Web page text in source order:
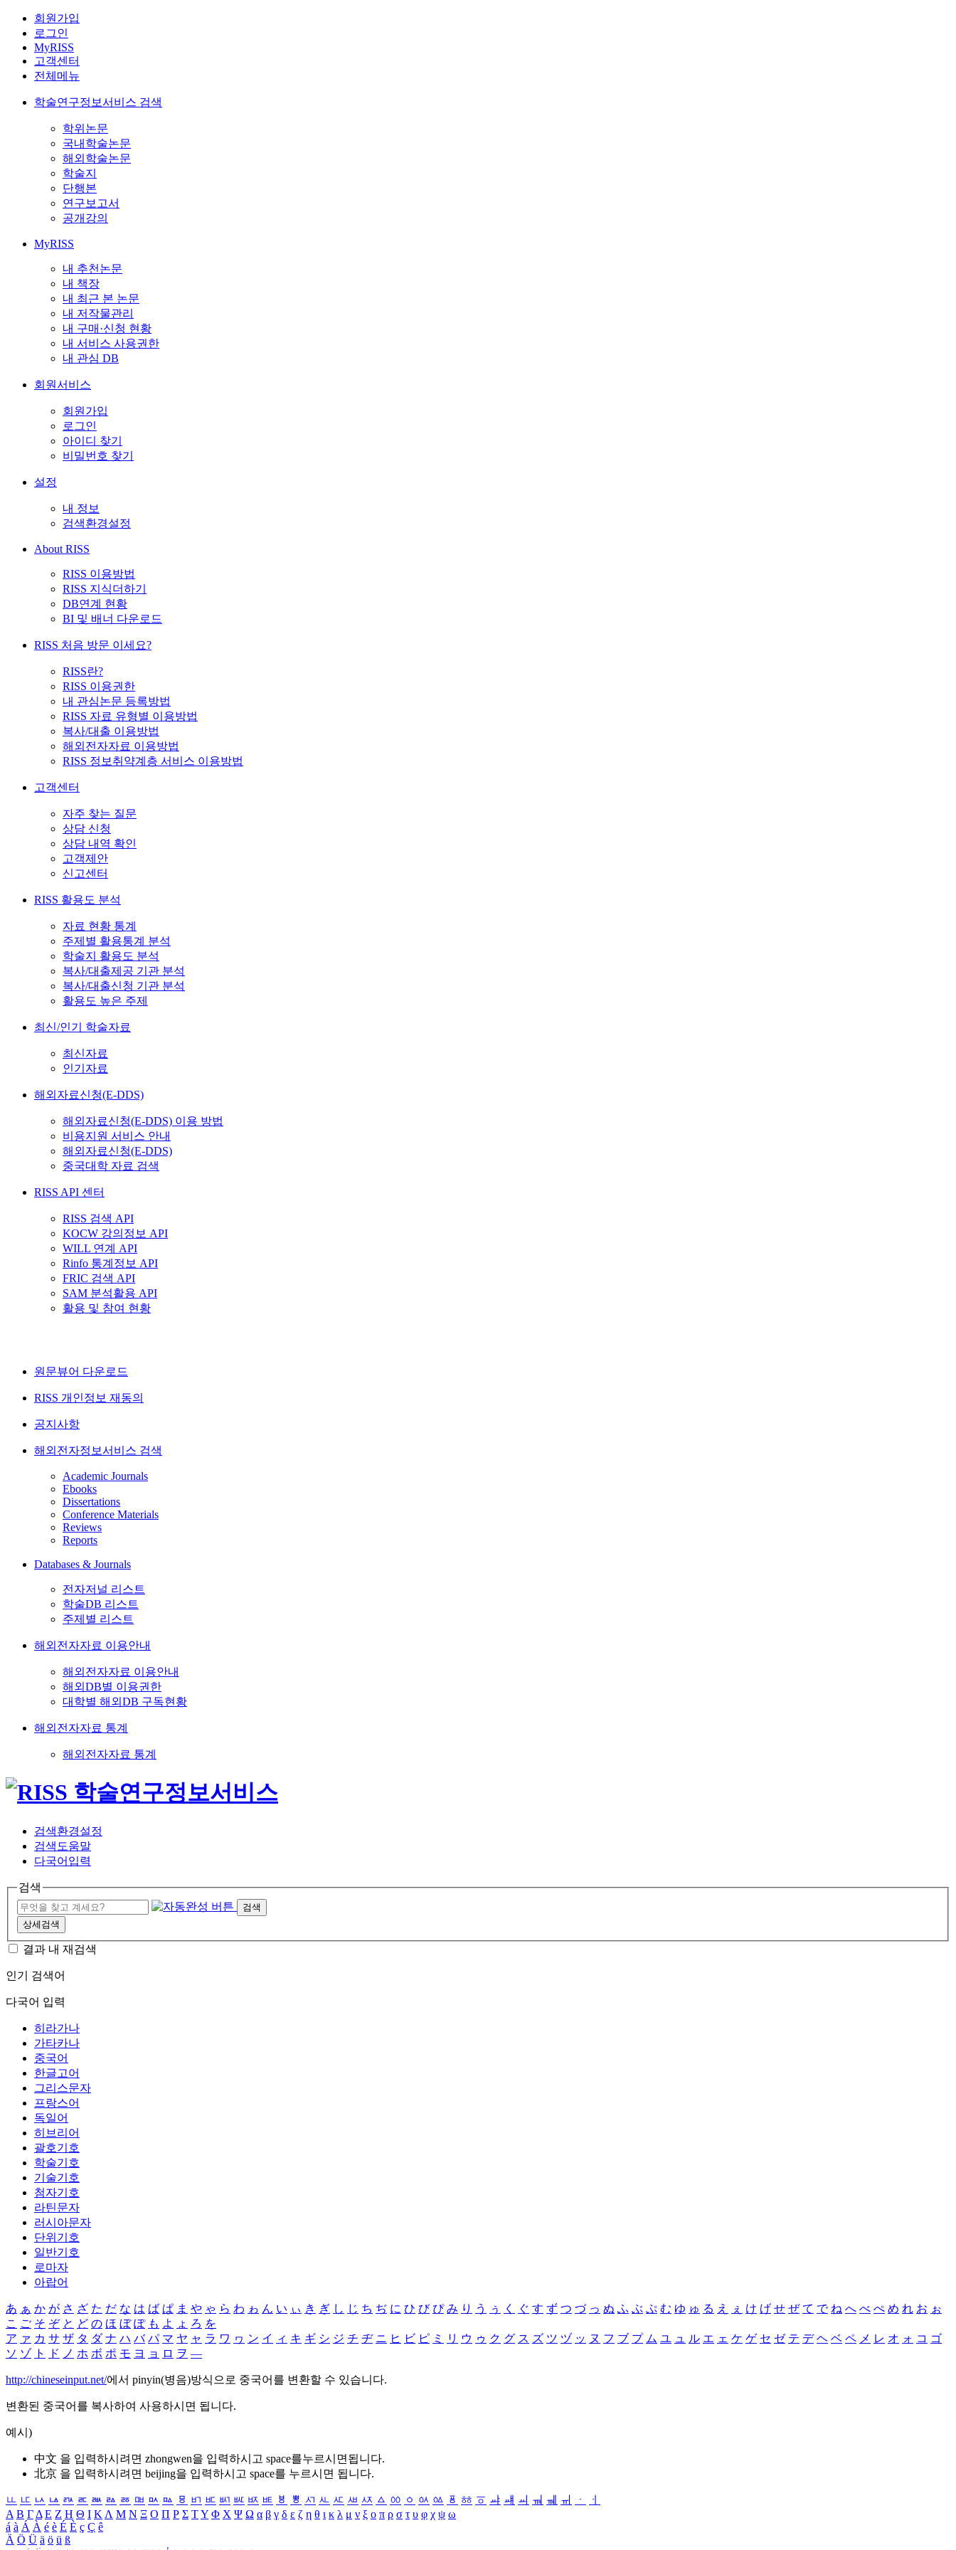
회원가입
로그인
MyRISS
고객센터
전체메뉴
학술연구정보서비스 검색
학위논문
국내학술논문
해외학술논문
학술지
단행본
연구보고서
공개강의
MyRISS
내 추천논문
내 책장
내 최근 본 논문
내 저작물관리
내 구매·신청 현황
내 서비스 사용권한
내 관심 DB
회원서비스
회원가입
로그인
아이디 찾기
비밀번호 찾기
설정
내 정보
검색환경설정
About RISS
RISS 이용방법
RISS 지식더하기
DB연계 현황
BI 및 배너 다운로드
RISS 처음 방문 이세요?
RISS란?
RISS 이용권한
내 관심논문 등록방법
RISS 자료 유형별 이용방법
복사/대출 이용방법
해외전자자료 이용방법
RISS 정보취약계층 서비스 이용방법
고객센터
자주 찾는 질문
상담 신청
상담 내역 확인
고객제안
신고센터
RISS 활용도 분석
자료 현황 통계
주제별 활용통계 분석
학술지 활용도 분석
복사/대출제공 기관 분석
복사/대출신청 기관 분석
활용도 높은 주제
최신/인기 학술자료
최신자료
인기자료
해외자료신청(E-DDS)
해외자료신청(E-DDS) 이용 방법
비용지원 서비스 안내
해외자료신청(E-DDS)
중국대학 자료 검색
RISS API 센터
RISS 검색 API
KOCW 강의정보 API
WILL 연계 API
Rinfo 통계정보 API
FRIC 검색 API
SAM 분석활용 API
활용 및 참여 현황
원문뷰어 다운로드
RISS 개인정보 재동의
공지사항
해외전자정보서비스 검색
Academic Journals
Ebooks
Dissertations
Conference Materials
Reviews
Reports
Databases & Journals
전자저널 리스트
학술DB 리스트
주제별 리스트
해외전자자료 이용안내
해외전자자료 이용안내
해외DB별 이용권한
대학별 해외DB 구독현황
해외전자자료 통계
해외전자자료 통계
검색환경설정
검색도움말
다국어입력
검색
검색
상세검색
결과 내 재검색
인기 검색어
다국어 입력
히라가나
가타카나
중국어
한글고어
그리스문자
프랑스어
독일어
히브리어
괄호기호
학술기호
기술기호
첨자기호
라틴문자
러시아문자
단위기호
일반기호
로마자
아랍어
あ ぁ か が さ ざ た だ な は ば ぱ ま や ゃ ら わ ゎ ん い ぃ き ぎ し じ ち ぢ に ひ び ぴ み り う ぅ く ぐ す ず つ づ っ ぬ ふ ぶ ぷ む ゆ ゅ る え ぇ け げ せ ぜ て で ね へ べ ぺ め れ お ぉ
こ ご そ ぞ と ど の ほ ぼ ぽ も よ ょ ろ を
ア ァ カ サ ザ タ ダ ナ ハ バ パ マ ヤ ャ ラ ワ ヮ ン イ ィ キ ギ シ ジ チ ヂ ニ ヒ ビ ピ ミ リ ウ ゥ ク グ ス ズ ツ ヅ ッ ヌ フ ブ プ ム ユ ュ ル エ ェ ケ ゲ セ ゼ テ デ ヘ ベ ペ メ レ オ ォ コ ゴ
ソ ゾ ト ド ノ ホ ボ ポ モ ヨ ョ ロ ヲ ―
http://chineseinput.net/에서 pinyin(병음)방식으로 중국어를 변환할 수 있습니다.
변환된 중국어를 복사하여 사용하시면 됩니다.
예시)
中文 을 입력하시려면 zhongwen을 입력하시고 space를누르시면됩니다.
北京 을 입력하시려면 beijing을 입력하시고 space를 누르시면 됩니다.
ㅥ ㅦ ㅧ ㅨ ㅩ ㅪ ㅫ ㅬ ㅭ ㅮ ㅯ ㅰ ㅱ ㅲ ㅳ ㅴ ㅵ ㅶ ㅷ ㅸ ㅹ ㅺ ㅻ ㅼ ㅽ ㅾ ㅿ ㆀ ㆁ ㆂ ㆃ ㆄ ㆅ ㆆ ㆇ ㆈ ㆉ ㆊ ㆋ ㆌ ㆍ
ㆎ
Α Β ΓΔ Ε Ζ Η Θ Ι ΚΛ Μ Ν Ξ Ο Π Ρ Σ ΤΥ Φ Χ Ψ Ω α β γ δ ε ζ η θ ι κ λ μ ν ξ ο π ρ σ τ υ φ χ ψ ω
á à Á À é è É È ç Ç ê
Ä Ö Ü ä ö ü ß